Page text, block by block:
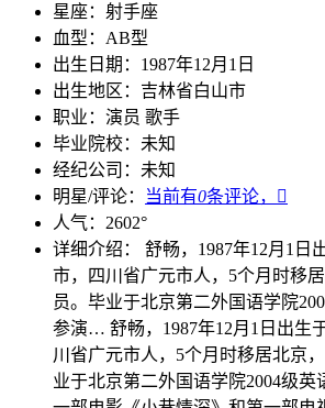
星座： 射手座
血型： AB型
出生日期： 1987年12月1日
出生地区： 吉林省白山市
职业： 演员 歌手
毕业院校： 未知
经纪公司： 未知
明星/评论：
当前有0条评论，

人气： 2602°
详细介绍：
舒畅，1987年12月1日
市，四川省广元市人，5个月时移
员。毕业于北京第二外国语学院
参演… 舒畅，1987年12月1日出生
川省广元市人，5个月时移居北京
业于北京第二外国语学院2004级英